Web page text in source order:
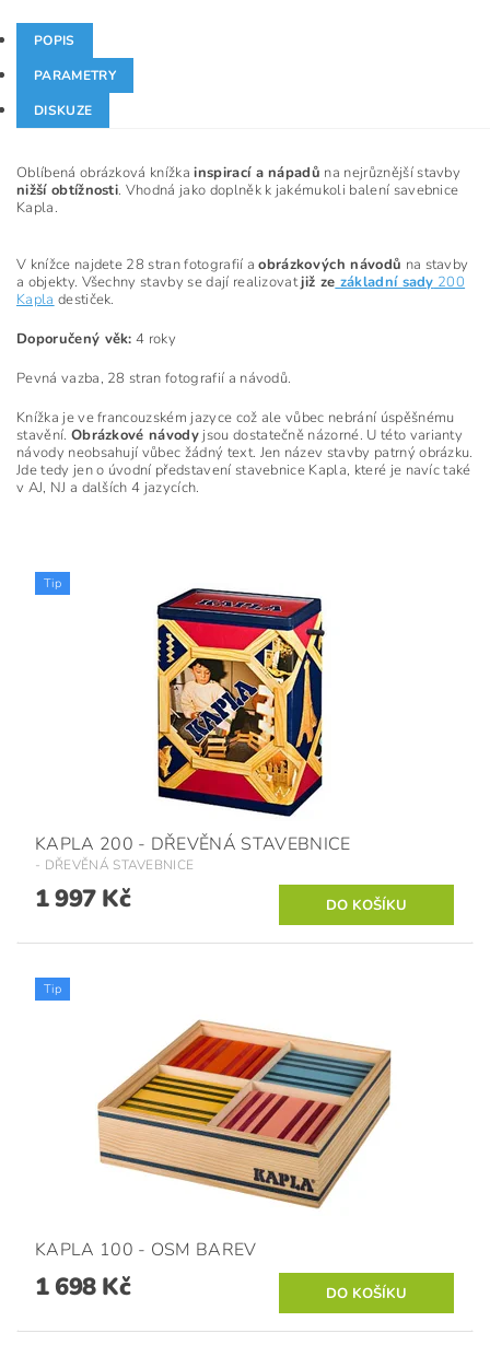
POPIS
PARAMETRY
DISKUZE
Oblíbená obrázková knížkainspirací a nápadů na nejrůznější stavby
nižší obtížnosti. Vhodná jako doplněk k jakémukoli balení savebnice
Kapla.
V knížce najdete 28 stran fotografií aobrázkových návodů na stavby
a objekty. Všechny stavby se dají realizovatjiž ze základní sady 200
Kapla destiček.
Doporučený věk: 4 roky
Pevná vazba, 28 stran fotografií a návodů.
Knížka je ve francouzském jazyce což ale vůbec nebrání úspěšnému
stavění. Obrázkové návody jsou dostatečně názorné. U této varianty
návody neobsahují vůbec žádný text. Jen název stavby patrný obrázku.
Jde tedy jen o úvodní představení stavebnice Kapla, které je navíc také
v AJ, NJ a dalších 4 jazycích.
Tip
KAPLA 200 - DŘEVĚNÁ STAVEBNICE
- DŘEVĚNÁ STAVEBNICE
1 997 Kč
Tip
KAPLA 100 - OSM BAREV
1 698 Kč